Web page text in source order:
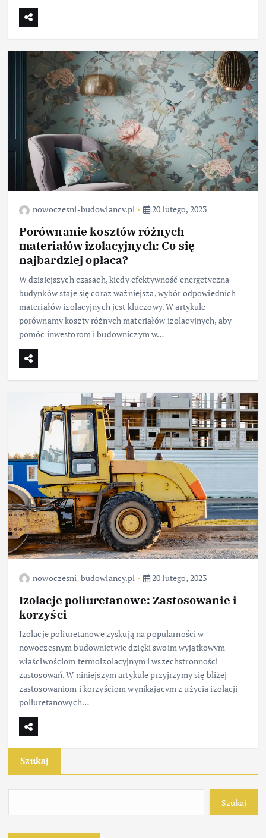
nowoczesni-budowlancy.pl 20 lutego, 2023
Porównanie kosztów różnych
materiałów izolacyjnych: Co się
najbardziej opłaca?
W dzisiejszych czasach, kiedy efektywność energetyczna
budynków staje się coraz ważniejsza, wybór odpowiednich
materiałów izolacyjnych jest kluczowy. W artykule
porównamy koszty różnych materiałów izolacyjnych, aby
pomóc inwestorom i budowniczym w…
nowoczesni-budowlancy.pl 20 lutego, 2023
Izolacje poliuretanowe: Zastosowanie i
korzyści
Izolacje poliuretanowe zyskują na popularności w
nowoczesnym budownictwie dzięki swoim wyjątkowym
właściwościom termoizolacyjnym i wszechstronności
zastosowań. W niniejszym artykule przyjrzymy się bliżej
zastosowaniom i korzyściom wynikającym z użycia izolacji
poliuretanowych…
Szukaj
Szukaj